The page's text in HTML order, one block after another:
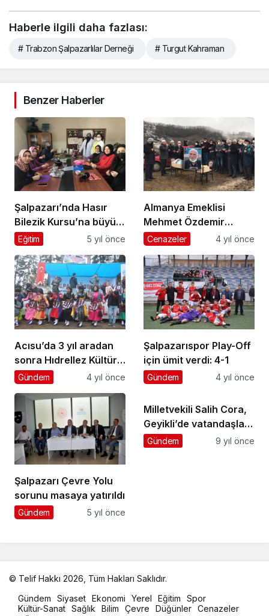
Haberle ilgili daha fazlası:
# Trabzon Şalpazarlılar Derneği # Turgut Kahraman
Benzer Haberler
Şalpazarı’nda Hasır
Bilezik Kursu’na büyük
ilgi
Eğitim 5 yıl önce
Almanya Emeklisi
Mehmet Özdemir
Üzümözü
ebediyete uğurlandı
Cenazeler 4 yıl önce
Acısu’da 3 yıl aradan
sonra Hıdrellez Kültür
ve Bahar Bayramı
Gündem 4 yıl önce
Şalpazarıspor Play-Off
için ümit verdi: 4-1
Gündem 4 yıl önce
Şalpazarı Çevre Yolu
sorunu masaya yatırıldı
Gündem 5 yıl önce
Milletvekili Salih Cora,
Geyikli’de vatandaşlara
seslendi
Gündem 9 yıl önce
© Telif Hakkı 2026, Tüm Hakları Saklıdır.
oto
kiralama
Gündem Siyaset Ekonomi Yerel Eğitim
Spor
Kültür-Sanat Sağlık Bilim Çevre Düğünler Cenazeler